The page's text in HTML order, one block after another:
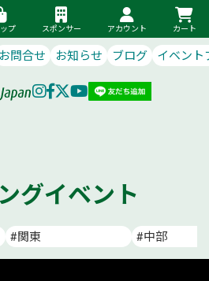
プ スポンサー アカウント カート
お問合せ お知らせ ブログ イベント
グイベント
#関東 #中部